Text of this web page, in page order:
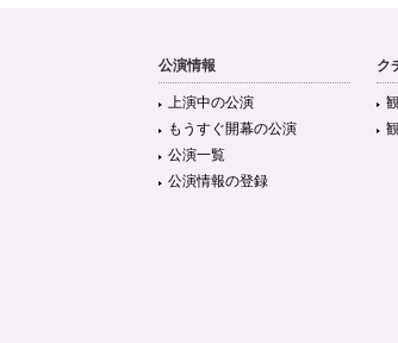
公演情報
上演中の公演
もうすぐ開幕の公演
公演一覧
公演情報の登録
ク